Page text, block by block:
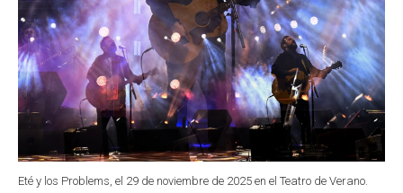
Eté y los Problems, el 29 de noviembre de 2025 en el Teatro de Verano.